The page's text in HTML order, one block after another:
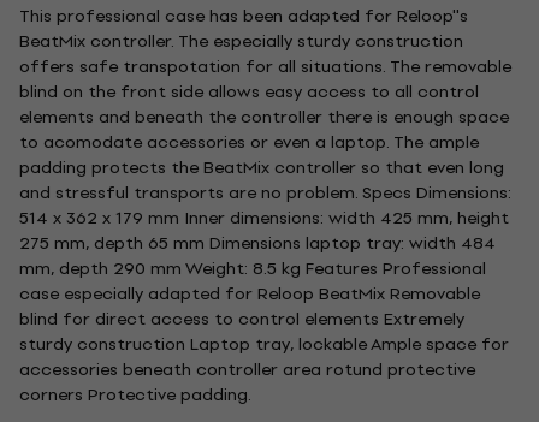
This professional case has been adapted for Reloop''s
BeatMix controller. The especially sturdy construction
offers safe transpotation for all situations. The removable
blind on the front side allows easy access to all control
elements and beneath the controller there is enough space
to acomodate accessories or even a laptop. The ample
padding protects the BeatMix controller so that even long
and stressful transports are no problem. Specs Dimensions:
514 x 362 x 179 mm Inner dimensions: width 425 mm, height
275 mm, depth 65 mm Dimensions laptop tray: width 484
mm, depth 290 mm Weight: 8.5 kg Features Professional
case especially adapted for Reloop BeatMix Removable
blind for direct access to control elements Extremely
sturdy construction Laptop tray, lockable Ample space for
accessories beneath controller area rotund protective
corners Protective padding.